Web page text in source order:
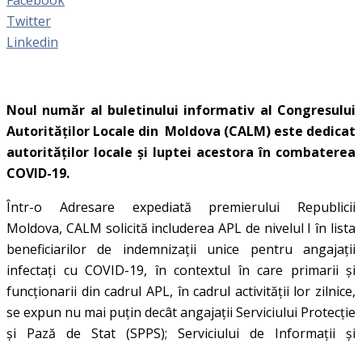
Twitter
Linkedin
Noul număr al buletinului informativ al Congresului
Autorităților Locale din Moldova (CALM) este dedicat
autorităților locale și luptei acestora în combaterea
COVID-19.
Într-o Adresare expediată premierului Republicii
Moldova, CALM solicită includerea APL de nivelul I în lista
beneficiarilor de indemnizații unice pentru angajații
infectați cu COVID-19, în contextul în care primarii și
funcționarii din cadrul APL, în cadrul activității lor zilnice,
se expun nu mai puțin decât angajații Serviciului Protecție
și Pază de Stat (SPPS); Serviciului de Informații și